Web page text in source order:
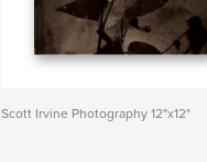
Scott Irvine Photography 12"x12"